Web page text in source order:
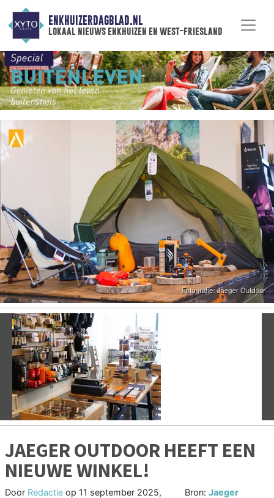
ENKHUIZERDAGBLAD.NL
lokaal nieuws enkhuizen en west-friesland
Vorige
JAEGER OUTDOOR HEEFT EEN
NIEUWE WINKEL!
Door Redactie op 11 september 2025,
Bron:Jaeger